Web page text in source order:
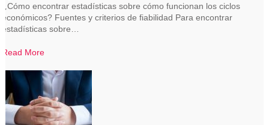
¿Cómo encontrar estadísticas sobre cómo funcionan los ciclos
económicos? Fuentes y criterios de fiabilidad Para encontrar
estadísticas sobre…
Read More